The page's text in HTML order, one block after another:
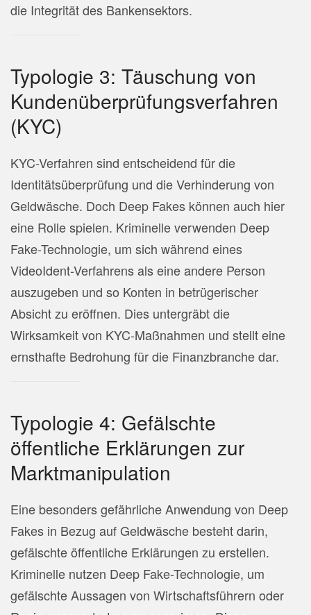
die Integrität des Bankensektors.
Typologie 3: Täuschung von
Kundenüberprüfungsverfahren
(KYC)
KYC-Verfahren sind entscheidend für die
Identitätsüberprüfung und die Verhinderung von
Geldwäsche. Doch Deep Fakes können auch hier
eine Rolle spielen. Kriminelle verwenden Deep
Fake-Technologie, um sich während eines
VideoIdent-Verfahrens als eine andere Person
auszugeben und so Konten in betrügerischer
Absicht zu eröffnen. Dies untergräbt die
Wirksamkeit von KYC-Maßnahmen und stellt eine
ernsthafte Bedrohung für die Finanzbranche dar.
Typologie 4: Gefälschte
öffentliche Erklärungen zur
Marktmanipulation
Eine besonders gefährliche Anwendung von Deep
Fakes in Bezug auf Geldwäsche besteht darin,
gefälschte öffentliche Erklärungen zu erstellen.
Kriminelle nutzen Deep Fake-Technologie, um
gefälschte Aussagen von Wirtschaftsführern oder